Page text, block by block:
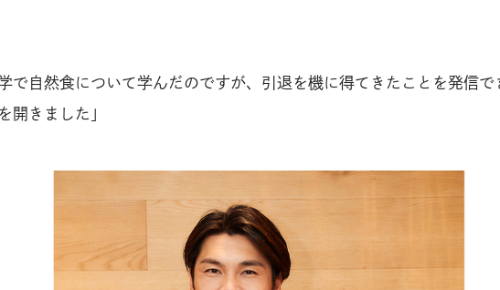
学で自然食について学んだのですが、引退を機に得てきたことを発信で
開きました」